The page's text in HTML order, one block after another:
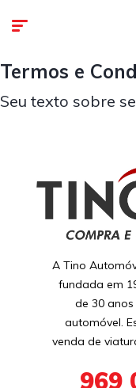
Termos e
Seu texto sobre
A Tino
fundada em
de 30
automóvel.
venda de
969